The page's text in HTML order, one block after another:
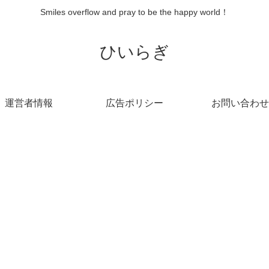
Smiles overflow and pray to be the happy world！
ひいらぎ
運営者情報 広告ポリシー お問い合わせ